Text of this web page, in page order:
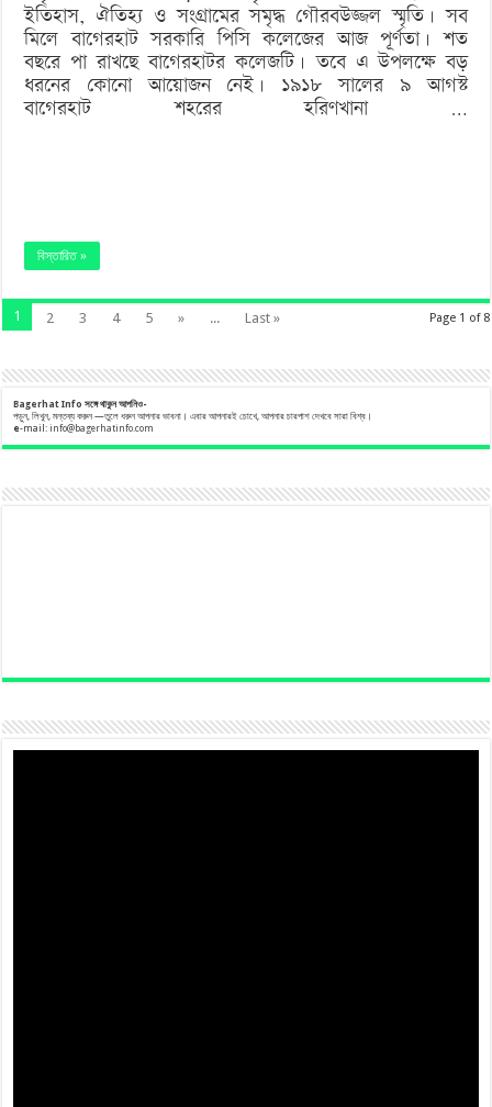
ইতিহাস, ঐতিহ্য ও সংগ্রামের সমৃদ্ধ গৌরবউজ্জল স্মৃতি। সব
মিলে বাগেরহাট সরকারি পিসি কলেজের আজ পূর্ণতা। শত
বছরে পা রাখছে বাগেরহাটর কলেজটি। তবে এ উপলক্ষে বড়
ধরনের কোনো আয়োজন নেই। ১৯১৮ সালের ৯ আগস্ট
বাগেরহাট শহরের হরিণখানা …
বিস্তারিত »
Page 1 of 8
1 2 3 4 5 » ... Last »
Bagerhat Info সঙ্গেথাকুনআপনিও-
পড়ুন, লিখুন, মন্তব্য করুন —তুলে ধরুন আপনার ভাবনা। এবার আপনারই চোখে, আপনার চারপাশ দেখবে সারা বিশ্ব।
e-mail:info@bagerhatinfo.com